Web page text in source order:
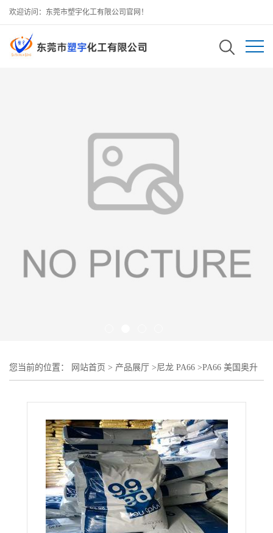
欢迎访问：东莞市塑宇化工有限公司官网！
您当前的位置： 网站首页 > 产品展厅 >尼龙 PA66 >PA66 美国奥升